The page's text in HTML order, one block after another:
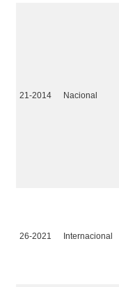
21-2014 Nacional
26-2021 Internacional